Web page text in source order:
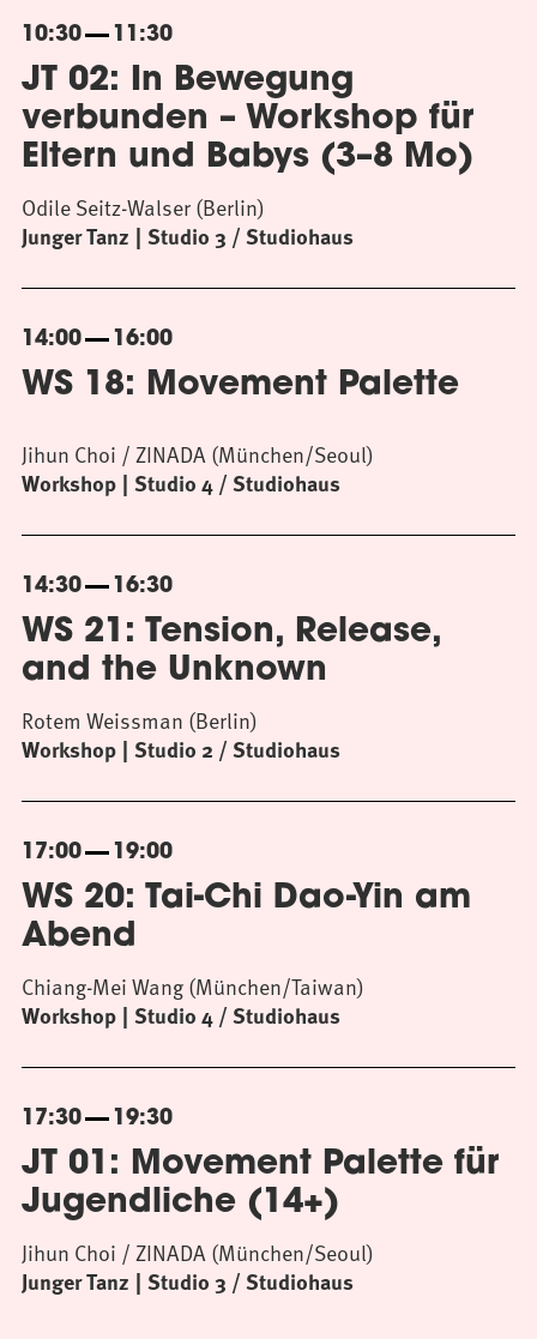
10:30 11:30
JT 02: In Bewegung
verbunden – Workshop für
Eltern und Babys (3–8 Mo)
Junger Tanz Studio 3 / Studiohaus
Odile Seitz-Walser (Berlin)
14:00 16:00
WS 18: Movement Palette
Workshop Studio 4 / Studiohaus
Jihun Choi / ZINADA (München/Seoul)
14:30 16:30
WS 21: Tension, Release,
and the Unknown
Workshop Studio 2 / Studiohaus
Rotem Weissman (Berlin)
17:00 19:00
WS 20: Tai-Chi Dao-Yin am
Abend
Workshop Studio 4 / Studiohaus
Chiang-Mei Wang (München/Taiwan)
17:30 19:30
JT 01: Movement Palette für
Jugendliche (14+)
Junger Tanz Studio 3 / Studiohaus
Jihun Choi / ZINADA (München/Seoul)